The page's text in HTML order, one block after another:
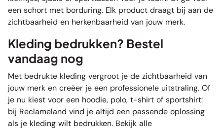
een schort met borduring. Elk product draagt bij aan de
zichtbaarheid en herkenbaarheid van jouw merk.
Kleding bedrukken? Bestel
vandaag nog
Met bedrukte kleding vergroot je de zichtbaarheid van
jouw merk en creëer je een professionele uitstraling. Of
je nu kiest voor een hoodie, polo, t-shirt of sportshirt:
bij Reclameland vind je altijd een passende oplossing
als je kleding wilt bedrukken. Bekijk alle